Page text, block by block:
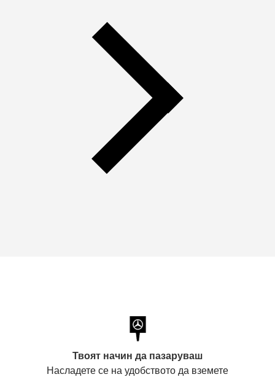
Твоят начин да пазаруваш
Насладете се на удобството да вземете